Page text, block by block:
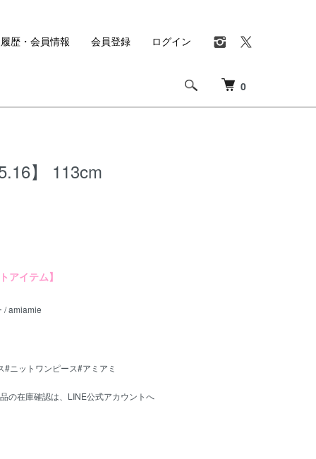
0
歴・会員情報 会員登録 ログイン
】 113cm
アイテム】
/ amiamie
#ニットワンピース#アミアミ
の在庫確認は、 LINE公式アカウントへ